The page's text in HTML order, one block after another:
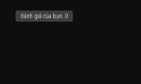
Đánh giá của bạn: 0